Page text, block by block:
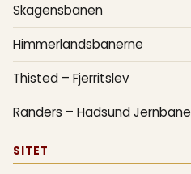
Skagensbanen
Himmerlandsbanerne
Thisted – Fjerritslev
Randers – Hadsund Jernbane
SITET